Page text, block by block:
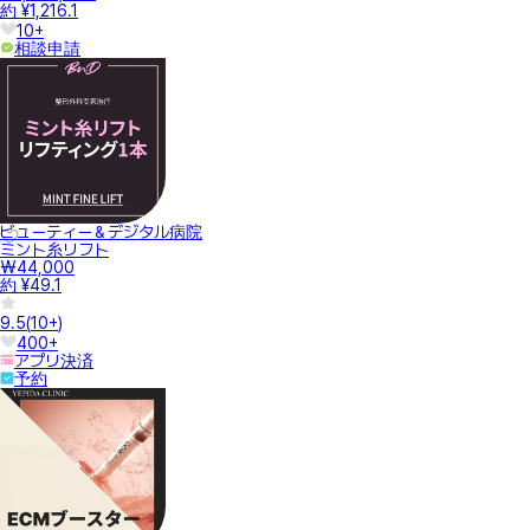
約 ¥1,216.1
10+
相談申請
ビューティー＆デジタル病院
ミント糸リフト
₩44,000
約 ¥49.1
9.5(10+)
400+
アプリ決済
予約